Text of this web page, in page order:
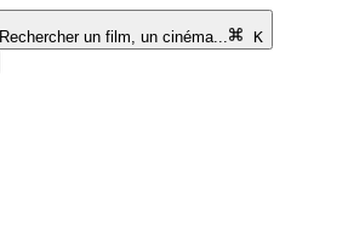
Rechercher un film, un cinéma...
K